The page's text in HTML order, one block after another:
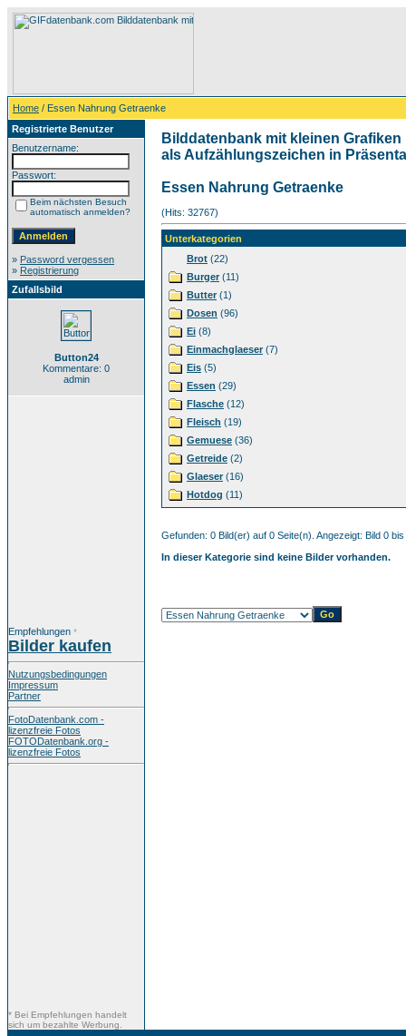
Home / Essen Nahrung Getraenke
Registrierte Benutzer
Benutzername:
Passwort:
Beim nächsten Besuch
automatisch anmelden?
» Password vergessen
» Registrierung
Zufallsbild
Button24
Kommentare: 0
admin
Empfehlungen *
Bilder kaufen
Nutzungsbedingungen
Impressum
Partner
FotoDatenbank.com -
lizenzfreie Fotos
FOTODatenbank.org -
lizenzfreie Fotos
* Bei Empfehlungen handelt
sich um bezahlte Werbung.
Bilddatenbank mit kleinen
als Aufzählungszeichen in
Essen Nahrung Getraenke
(Hits: 32767)
Unterkategorien
Brot (22)
Burger(11)
Butter(1)
Dosen (96)
Ei (8)
Einmachglaeser(7)
Eis (5)
Essen (29)
Flasche (12)
Fleisch (19)
Gemuese (36)
Getreide (2)
Glaeser(16)
Hotdog (11)
Gefunden: 0 Bild(er) auf 0 Seite(n). Angezeigt: Bild 0 bis
In dieser Kategorie sind keine Bilder vorhanden.